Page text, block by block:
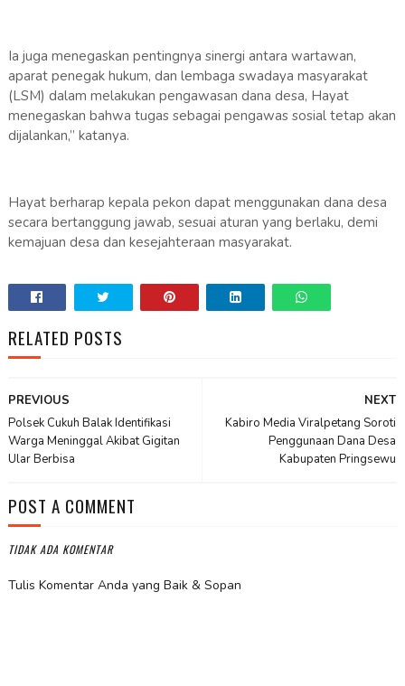
Ia juga menegaskan pentingnya sinergi antara wartawan,
aparat penegak hukum, dan lembaga swadaya masyarakat
(LSM) dalam melakukan pengawasan dana desa, Hayat
menegaskan bahwa tugas sebagai pengawas sosial tetap akan
dijalankan,” katanya.
Hayat berharap kepala pekon dapat menggunakan dana desa
secara bertanggung jawab, sesuai aturan yang berlaku, demi
kemajuan desa dan kesejahteraan masyarakat.
RELATED POSTS
NEXT
Kabiro Media Viralpetang Soroti
Penggunaan Dana Desa
Kabupaten Pringsewu
PREVIOUS
Polsek Cukuh Balak Identifikasi
Warga Meninggal Akibat Gigitan
Ular Berbisa
POST A COMMENT
TIDAK ADA KOMENTAR
Tulis Komentar Anda yang Baik & Sopan